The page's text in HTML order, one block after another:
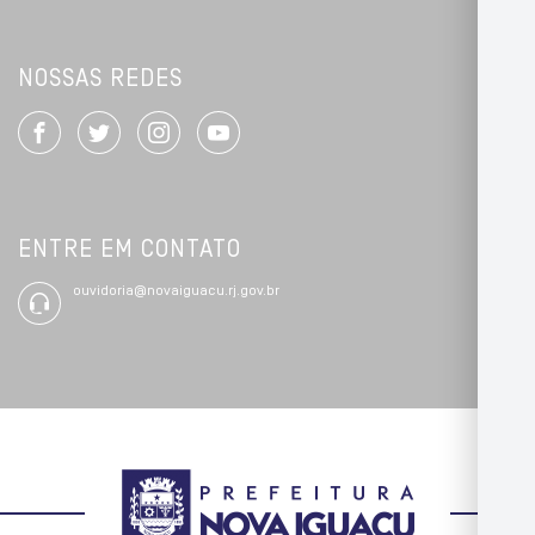
NOSSAS REDES
ENTRE EM CONTATO
ouvidoria@novaiguacu.rj.gov.br